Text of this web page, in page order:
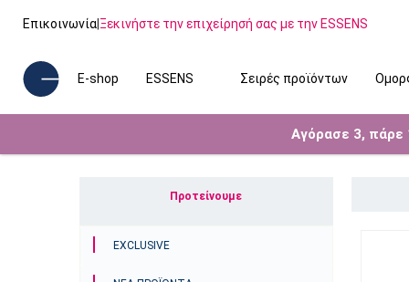
Επικοινωνία|Ξεκινήστε την επιχείρησή σας με την ESSENS
E-shop ESSENS Σειρές προϊόντων
Αγόρασε 3, πάρε
Προτείνουμε
EXCLUSIVE